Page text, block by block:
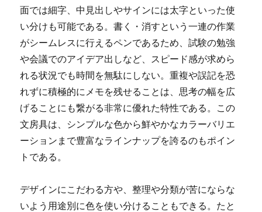
面では細字、中見出しやサインには太字といった使
い分けも可能である。書く・消すという一連の作業
がシームレスに行えるペンであるため、試験の勉強
や会議でのアイデア出しなど、スピード感が求めら
れる状況でも時間を無駄にしない。重複や誤記を恐
れずに積極的にメモを残せることは、思考の幅を広
げることにも繋がる非常に優れた特性である。この
文房具は、シンプルな色から鮮やかなカラーバリエ
ーションまで豊富なラインナップを誇るのもポイン
トである。
デザインにこだわる方や、整理や分類が苦にならな
いよう用途別に色を使い分けることもできる。たと